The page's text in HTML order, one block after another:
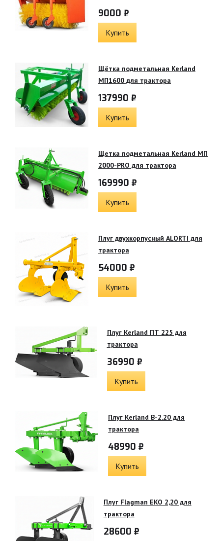
9000 ₽
Купить
Щётка подметальная Kerland
МП1600 для трактора
137990 ₽
Купить
Щетка подметальная Kerland МП
2000-PRO для трактора
169990 ₽
Купить
Плуг двухкорпусный ALORTI для
трактора
54000 ₽
Купить
Плуг Kerland ПТ 225 для
трактора
36990 ₽
Купить
Плуг Kerland B-2.20 для
трактора
48990 ₽
Купить
Плуг Flagman EKO 2,20 для
трактора
28600 ₽